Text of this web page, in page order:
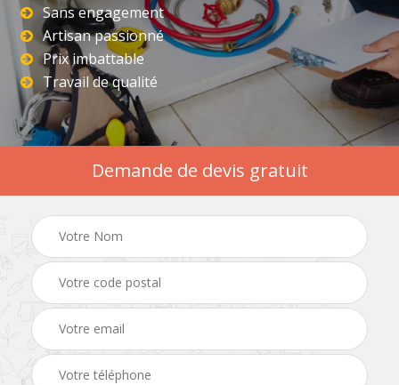
Sans engagement
Artisan passionné
Prix imbattable
Travail de qualité
Demande de devis gratuit